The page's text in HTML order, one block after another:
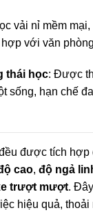
vải nỉ mềm
với văn
thái học: Được
sống, hạn chế
được tích hợp
cao, độ ngả
trượt mượt.
hiệu quả,